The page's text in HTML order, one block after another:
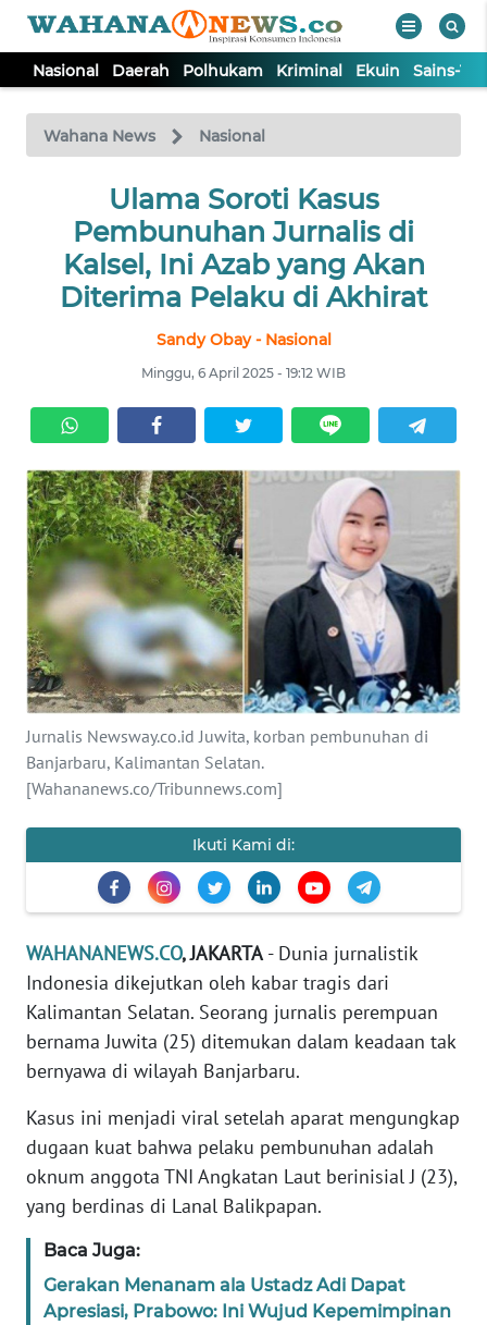
Nasional Daerah Polhukam Kriminal Ekuin Sains-
Wahana News Nasional
Ulama Soroti Kasus
Pembunuhan Jurnalis di
Kalsel, Ini Azab yang Akan
Diterima Pelaku di Akhirat
Sandy Obay - Nasional
Minggu, 6 April 2025 - 19:12 WIB
Jurnalis Newsway.co.id Juwita, korban pembunuhan di
Banjarbaru, Kalimantan Selatan.
[Wahananews.co/Tribunnews.com]
Ikuti Kami di:
WAHANANEWS.CO, JAKARTA- Dunia jurnalistik
Indonesia dikejutkan oleh kabar tragis dari
Kalimantan Selatan. Seorang jurnalis perempuan
bernama Juwita (25) ditemukan dalam keadaan tak
bernyawa di wilayah Banjarbaru.
Kasus ini menjadi viral setelah aparat mengungkap
dugaan kuat bahwa pelaku pembunuhan adalah
oknum anggota TNI Angkatan Laut berinisial J (23),
yang berdinas di Lanal Balikpapan.
Baca Juga:
Gerakan Menanam ala Ustadz Adi Dapat
Apresiasi, Prabowo: Ini Wujud Kepemimpinan
TV
Tutup
DAERAH
EKUIN
SAINS-TEKNO
KESEHATAN
INTERNASIONAL
SERBA-SERBI
PENDIDIKAN
OLAHRAGA
OPINI
Informasi
BERITA
KONTAK
IKLAN
TENTANG
KAMI